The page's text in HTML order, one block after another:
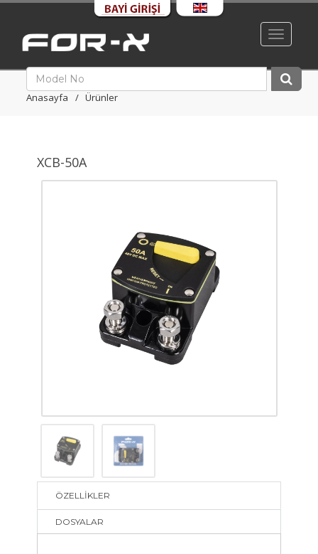
Toggle
Anasayfa Ürünler
XCB-50A
ÖZELLİKLER
DOSYALAR